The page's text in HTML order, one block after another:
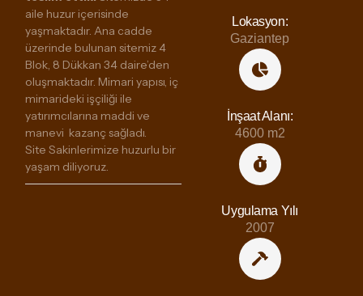
aile huzur içerisinde
yaşmaktadır. Ana cadde
üzerinde bulunan sitemiz 4
Blok, 8 Dükkan 34 daire’den
oluşmaktadır. Mimari yapısı, iç
mimarideki işçiliği ile
yatırımcılarına maddi ve
manevi kazanç sağladı.
Site Sakinlerimize huzurlu bir
yaşam diliyoruz.
Lokasyon:
Gaziantep
İnşaat Alanı:
4600 m2
Uygulama Yılı
2007